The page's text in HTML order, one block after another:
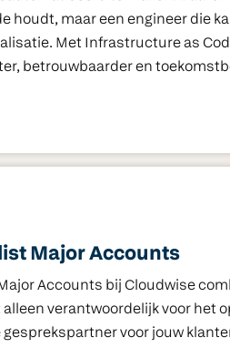
houdt, maar een engineer die
Met Infrastructure as
betrouwbaarder en
Major Accounts
Accounts bij Cloudwise
verantwoordelijk voor het
voor jouw